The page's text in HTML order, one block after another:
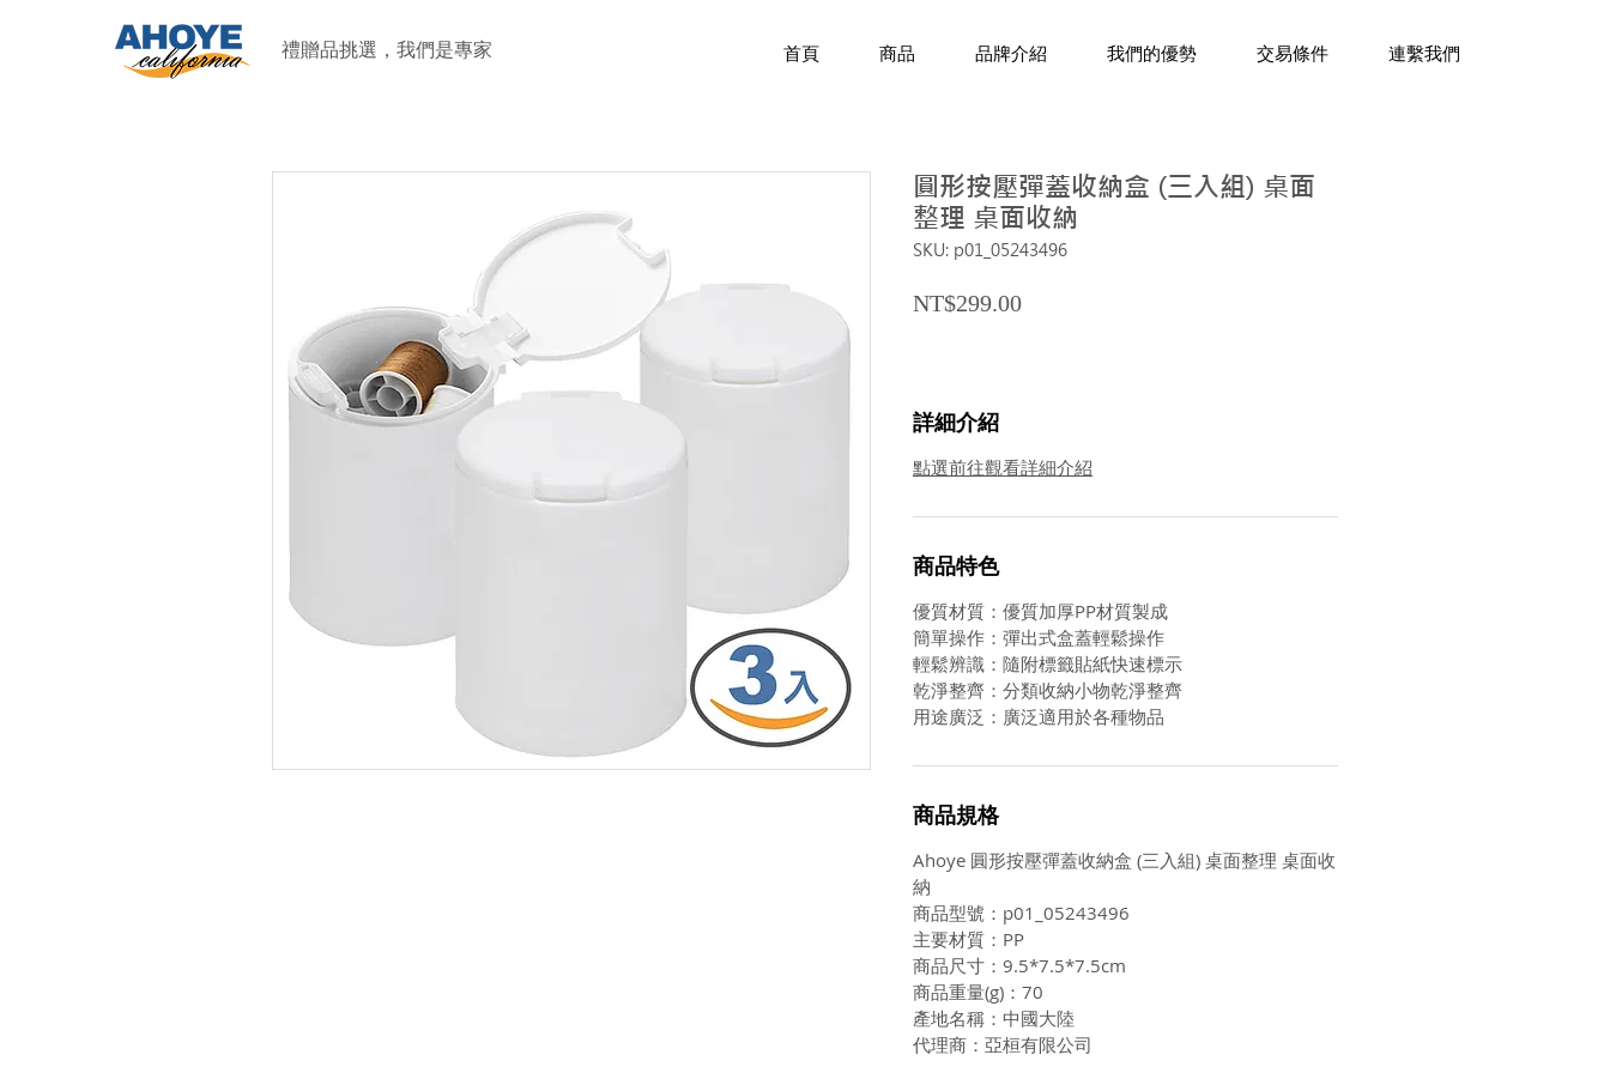
禮贈品挑選，我們是專家 首頁 商品 品牌介紹 我們的優勢 交易條件 連繫我們
圓形按壓彈蓋收納盒 (三入組) 桌面
整理 桌面收納
SKU: p01_05243496
NT$299.00Price
詳細介紹
點選前往觀看詳細介紹
商品特色
優質材質：優質加厚PP材質製成
簡單操作：彈出式盒蓋輕鬆操作
輕鬆辨識：隨附標籤貼紙快速標示
乾淨整齊：分類收納小物乾淨整齊
用途廣泛：廣泛適用於各種物品
商品規格
Ahoye 圓形按壓彈蓋收納盒 (三入組) 桌面整理 桌面收
納
商品型號：p01_05243496
主要材質：PP
商品尺寸：9.5*7.5*7.5cm
商品重量(g)：70
產地名稱：中國大陸
代理商：亞桓有限公司